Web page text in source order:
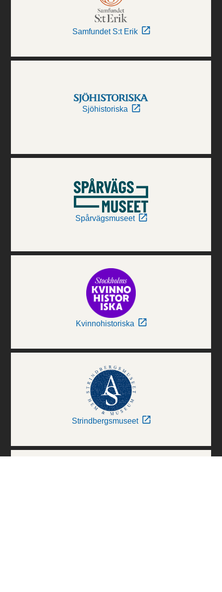
Samfundet S:t Erik
Sjöhistoriska
Spårvägsmuseet
Kvinnohistoriska
Strindbergsmuseet